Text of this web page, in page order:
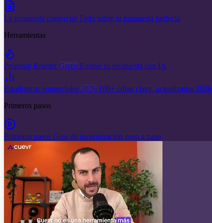
La propuesta comercial Todo sobre la propuesta perfecta
Herramientas
Proposal RoasterGratis Evalue su propuesta con IA
Estadisticas comerciales 2026 100+ cifras clave, actualizadas 2026
Primeros pasos
Primeros pasos Guia de incorporacion paso a paso